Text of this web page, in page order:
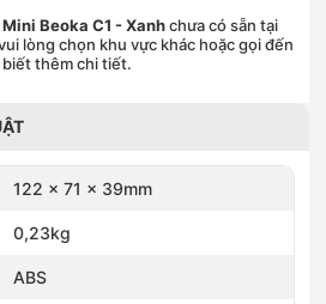
Beoka C1 - Xanhchưa có sẵn tại
lòng chọn khu vực khác hoặc gọi đến
thêm chi tiết.
122 x 71 x 39mm
0,23kg
ABS